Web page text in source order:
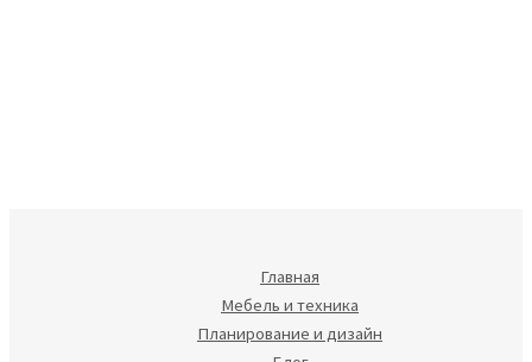
Главная
Мебель и техника
Планирование и дизайн